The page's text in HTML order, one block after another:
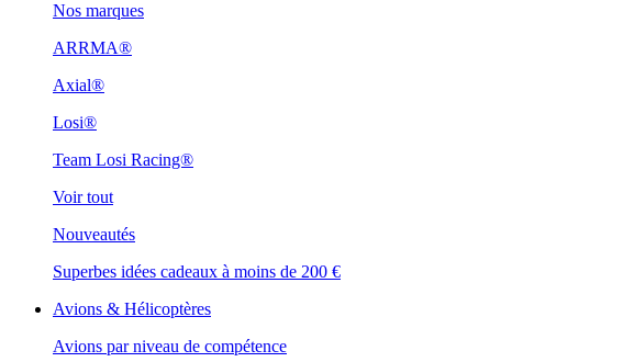
Nos marques
ARRMA®
Axial®
Losi®
Team Losi Racing®
Voir tout
Nouveautés
Superbes idées cadeaux à moins de 200 €
Avions & Hélicoptères
Avions par niveau de compétence